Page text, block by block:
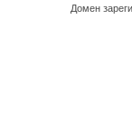
Домен